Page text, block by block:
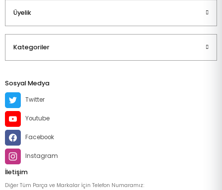
Üyelik
Kategoriler
Sosyal Medya
Twitter
Youtube
Facebook
Instagram
İletişim
Diğer Tüm Parça ve Markalar İçin Telefon Numaramız: